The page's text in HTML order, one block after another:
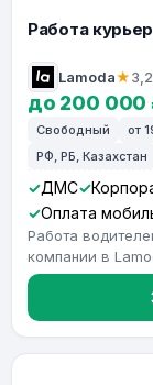
Работа
Lamoda★3,2
до 200 000
Свободный от
РФ, РБ, Казахстан
ДМС
Оплата
Работа
компании в